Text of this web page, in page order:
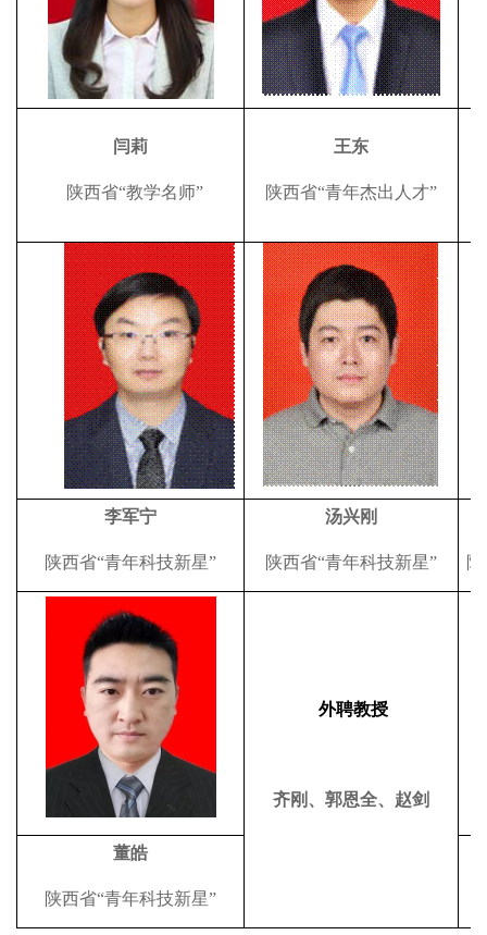
闫莉
陕西省“教学名师”
王东
陕西省“青年杰出人才”
李军宁
陕西省“青年科技新星”
汤兴刚
陕西省“青年科技新星”
外聘教授
齐刚、郭恩全、赵剑
董皓
陕西省“青年科技新星”